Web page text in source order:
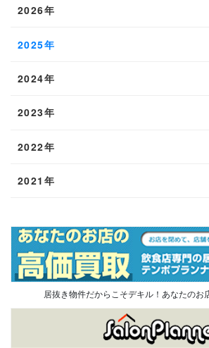
2026年
2025年
2024年
2023年
2022年
2021年
居抜き物件だからこそデキル！あなたのお